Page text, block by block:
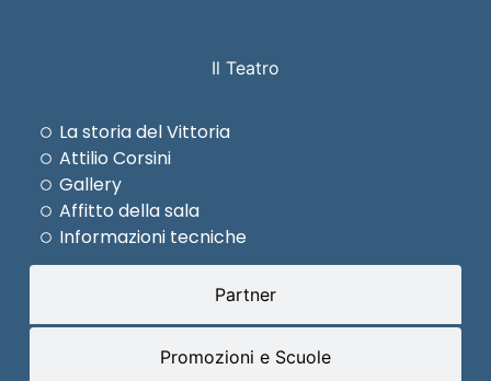
Il Teatro
Partner
Promozioni e Scuole
La storia del Vittoria
Attilio Corsini
Gallery
Affitto della sala
Informazioni tecniche